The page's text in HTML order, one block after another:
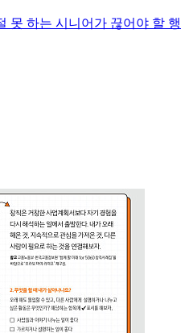
못 하는 시니어가 끊어야 할 행